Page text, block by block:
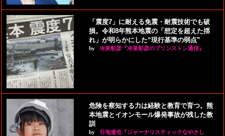
「震度7」に耐える免震・耐震技術でも破
損。令和8年熊本地震の「想定を超えた揺
れ」が明らかにした“現行基準の弱点”
by 冷泉彰彦『冷泉彰彦のプリンストン通信』
危険を察知する力は経験と教育で育つ。熊
本地震とイオンモール爆発事故が残した教
訓
by
引地達也『ジャーナリスティックなやさし